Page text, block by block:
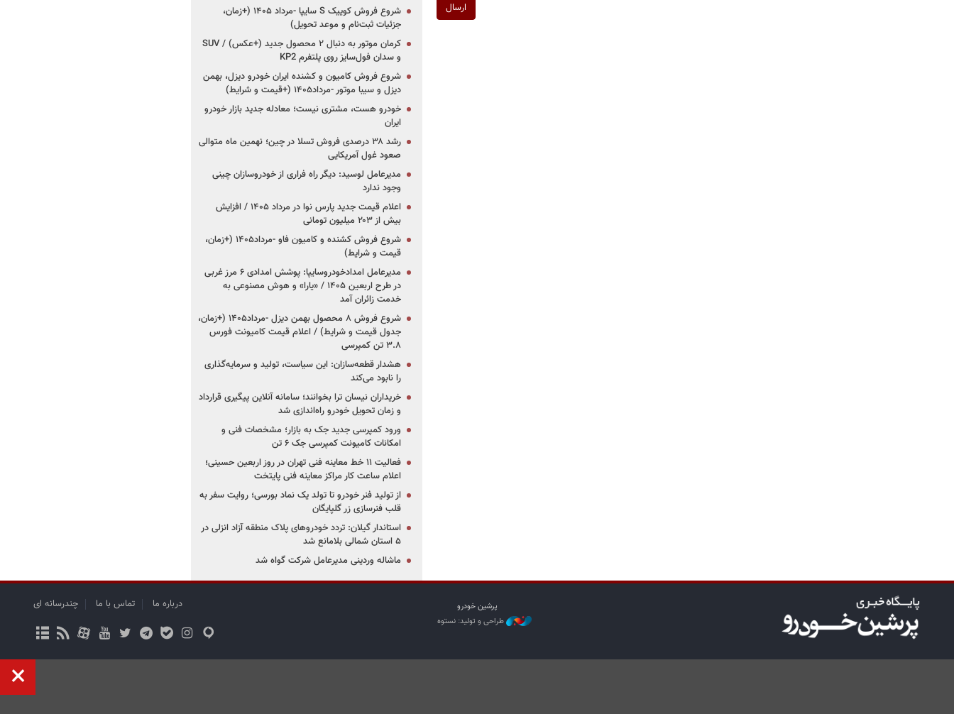
ارسال
شروع فروش کوییک S سایپا -مرداد ۱۴۰۵ (+زمان،
جزئیات ثبت‌نام و موعد تحویل)
کرمان موتور به دنبال ۲ محصول جدید (+عکس) / SUV
و سدان فول‌سایز روی پلتفرم KP2
شروع فروش کامیون و کشنده ایران خودرو دیزل، بهمن
دیزل و سیبا موتور -مرداد۱۴۰۵ (+قیمت و شرایط)
خودرو هست، مشتری نیست؛ معادله جدید بازار خودرو
ایران
رشد ۳۸ درصدی فروش تسلا در چین؛ نهمین ماه متوالی
صعود غول آمریکایی
مدیرعامل لوسید: دیگر راه فراری از خودروسازان چینی
وجود ندارد
اعلام قیمت جدید پارس نوا در مرداد ۱۴۰۵ / افزایش
بیش از ۲۰۳ میلیون تومانی
شروع فروش کشنده و کامیون فاو -مرداد۱۴۰۵ (+زمان،
قیمت و شرایط)
مدیرعامل امدادخودروسایپا: پوشش امدادی ۶ مرز غربی
در طرح اربعین ۱۴۰۵ / «یارا» و هوش مصنوعی به
خدمت زائران آمد
شروع فروش ۸ محصول بهمن دیزل -مرداد۱۴۰۵ (+زمان،
جدول قیمت و شرایط) / اعلام قیمت کامیونت فورس
۳.۸ تن کمپرسی
هشدار قطعه‌سازان: این سیاست، تولید و سرمایه‌گذاری
را نابود می‌کند
خریداران نیسان ترا بخوانند؛ سامانه آنلاین پیگیری قرارداد
و زمان تحویل خودرو راه‌اندازی شد
ورود کمپرسی جدید جک به بازار؛ مشخصات فنی و
امکانات کامیونت کمپرسی جک ۶ تن
فعالیت ۱۱ خط معاینه فنی تهران در روز اربعین حسینی؛
اعلام ساعت کار مراکز معاینه فنی پایتخت
از تولید فنر خودرو تا تولد یک نماد بورسی؛ روایت سفر به
قلب فنرسازی زر گلپایگان
استاندار گیلان: تردد خودروهای پلاک منطقه آزاد انزلی در
۵ استان شمالی بلامانع شد
ماشاله وردینی مدیرعامل شرکت گواه شد
پرشین خودرو
طراحی و تولید: نستوه
درباره ما تماس با ما چندرسانه ای